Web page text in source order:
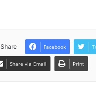
Share Facebook
Share via Email Print